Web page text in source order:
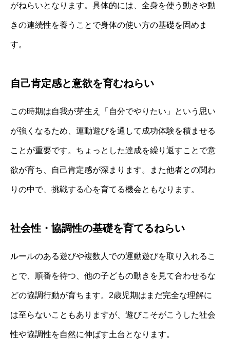
がねらいとなります。具体的には、全身を使う動きや動
きの連続性を養うことで身体の使い方の基礎を固めま
す。
自己肯定感と意欲を育むねらい
この時期は自我が芽生え「自分でやりたい」という思い
が強くなるため、運動遊びを通して成功体験を積ませる
ことが重要です。ちょっとした達成を繰り返すことで意
欲が育ち、自己肯定感が深まります。また他者との関わ
りの中で、挑戦する心を育てる機会ともなります。
社会性・協調性の基礎を育てるねらい
ルールのある遊びや複数人での運動遊びを取り入れるこ
とで、順番を待つ、他の子どもの動きを見て合わせるな
どの協調行動が育ちます。2歳児期はまだ完全な理解に
は至らないこともありますが、遊びこそがこうした社会
性や協調性を自然に伸ばす土台となります。